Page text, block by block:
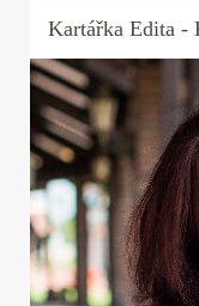
Kartářka Edita -
Jmenuji
mariašovými
35 let. K
touha si